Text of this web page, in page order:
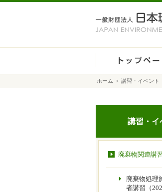
ホーム > 講習・イベント
講習・イ
廃棄物関連講
廃棄物処理
者講習（